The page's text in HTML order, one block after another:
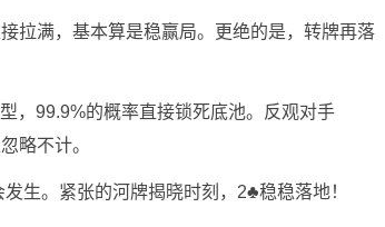
拉满，基本算是稳赢局。更绝的是，转牌再落
，99.9%的概率直接锁死底池。反观对手
略不计。
生。紧张的河牌揭晓时刻，2♣稳稳落地！